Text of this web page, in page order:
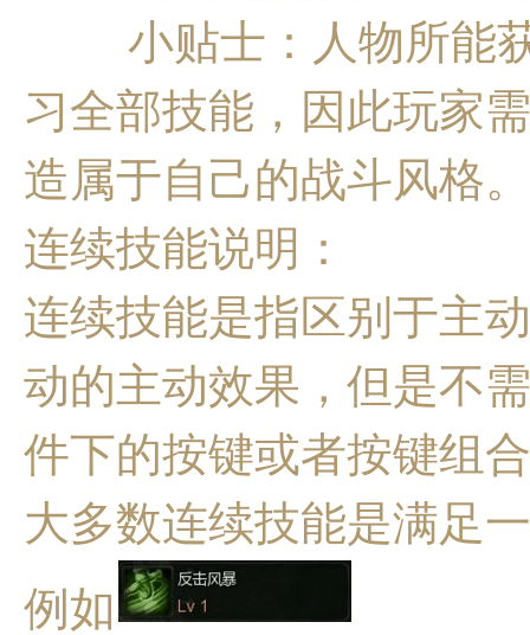
小贴士：人物所能获
习全部技能，因此玩家
造属于自己的战斗风格。
连续技能说明：
连续技能是指区别于主
动的主动效果，但是不
件下的按键或者按键组
大多数连续技能是满足
例如